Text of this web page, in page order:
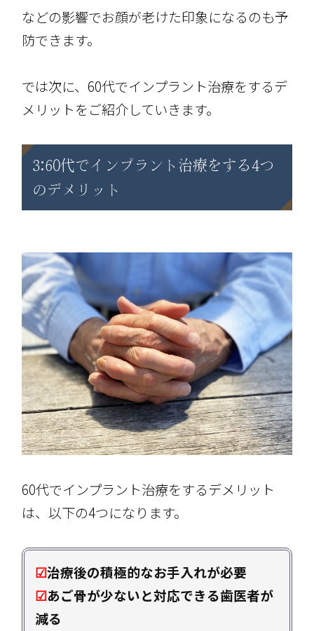
などの影響でお顔が老けた印象になるのも予
防できます。
では次に、60代でインプラント治療をするデ
メリットをご紹介していきます。
3:60代でインプラント治療をする4つ
のデメリット
60代でインプラント治療をするデメリット
は、以下の4つになります。
☑治療後の積極的なお手入れが必要
☑あご骨が少ないと対応できる歯医者が
減る